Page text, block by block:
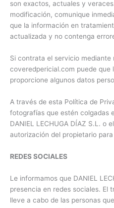
son exactos, actuales y
modificación, comunique
que la información en
actualizada y no contenga
Si contrata el servicio mediante
coveredpericial.com puede que
proporcione algunos datos
A través de esta Política de
fotografías que estén colgadas
DANIEL LECHUGA DÍAZ S.L. o
autorización del propietario para
REDES SOCIALES
Le informamos que DANIEL
presencia en redes sociales. El
lleve a cabo de las personas